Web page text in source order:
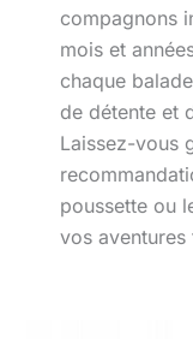
compagnons
mois et
chaque
de détente et
Laissez-vous
poussette ou
vos aventures